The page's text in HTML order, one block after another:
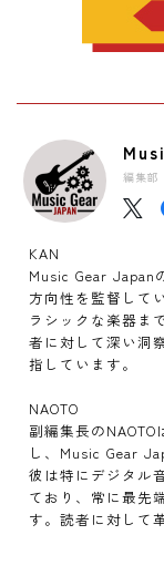
編集部
KAN
Music Gear Japan
方向性を監督して
ラシックな楽器ま
者に対して深い洞
指しています。
NAOTO
副編集長の
し、Music Gear
彼は特にデジタル
ており、常に最先
す。読者に対して